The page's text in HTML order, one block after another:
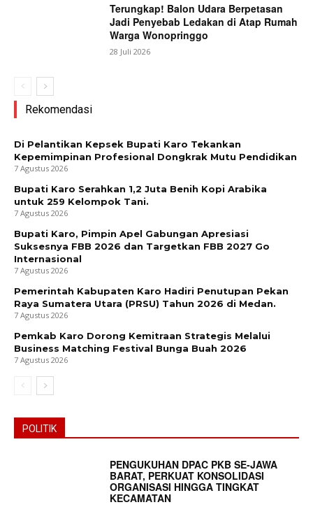
Terungkap! Balon Udara Berpetasan
Jadi Penyebab Ledakan di Atap Rumah
Warga Wonopringgo
28 Juli 2026
Rekomendasi
Di Pelantikan Kepsek Bupati Karo Tekankan
Kepemimpinan Profesional Dongkrak Mutu Pendidikan
7 Agustus 2026
Bupati Karo Serahkan 1,2 Juta Benih Kopi Arabika
untuk 259 Kelompok Tani.
7 Agustus 2026
Bupati Karo, Pimpin Apel Gabungan Apresiasi
Suksesnya FBB 2026 dan Targetkan FBB 2027 Go
Internasional
7 Agustus 2026
Pemerintah Kabupaten Karo Hadiri Penutupan Pekan
Raya Sumatera Utara (PRSU) Tahun 2026 di Medan.
7 Agustus 2026
Pemkab Karo Dorong Kemitraan Strategis Melalui
Business Matching Festival Bunga Buah 2026
7 Agustus 2026
POLITIK
PENGUKUHAN DPAC PKB SE-JAWA
BARAT, PERKUAT KONSOLIDASI
ORGANISASI HINGGA TINGKAT
KECAMATAN